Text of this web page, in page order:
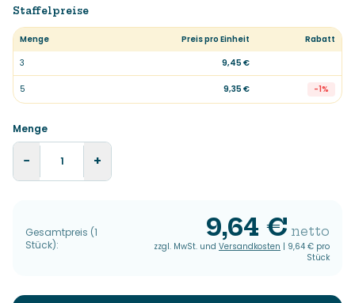
Staffelpreise
Menge Preis pro Einheit
Rabatt
3
9,45 €
5 9,35 € -1%
Menge
− +
Gesamtpreis (1
Stück):
9,64 € netto
zzgl. MwSt. und Versandkosten | 9,64 € pro
Stück